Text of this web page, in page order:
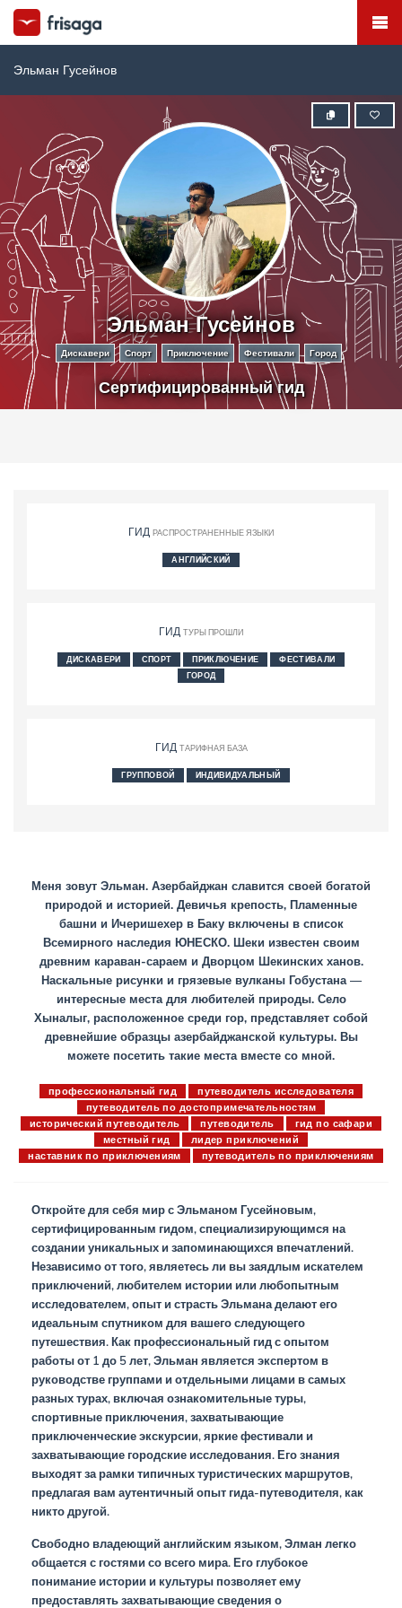
Эльман Гусейнов
Эльман Гусейнов
Дискавери Спорт Приключение Фестивали Город
Сертифицированный гид
ГИД РАСПРОСТРАНЕННЫЕ ЯЗЫКИ
АНГЛИЙСКИЙ
ГИД ТУРЫ ПРОШЛИ
ДИСКАВЕРИ СПОРТ ПРИКЛЮЧЕНИЕ
ФЕСТИВАЛИ
ГОРОД
ГИД ТАРИФНАЯ БАЗА
ГРУППОВОЙ ИНДИВИДУАЛЬНЫЙ
Меня зовут Эльман. Азербайджан славится своей богатой
природой и историей. Девичья крепость, Пламенные
башни и Ичеришехер в Баку включены в список
Всемирного наследия ЮНЕСКО. Шеки известен своим
древним караван-сараем и Дворцом Шекинских ханов.
Наскальные рисунки и грязевые вулканы Гобустана —
интересные места для любителей природы. Село
Хыналыг, расположенное среди гор, представляет собой
древнейшие образцы азербайджанской культуры. Вы
можете посетить такие места вместе со мной.
профессиональный гид
путеводитель исследователя
путеводитель по достопримечательностям
исторический путеводитель
путеводитель
гид по сафари
местный гид
лидер приключений
наставник по приключениям
путеводитель по приключениям
Откройте для себя мир с Эльманом Гусейновым,
сертифицированным гидом, специализирующимся на
создании уникальных и запоминающихся впечатлений.
Независимо от того, являетесь ли вы заядлым искателем
приключений, любителем истории или любопытным
исследователем, опыт и страсть Эльмана делают его
идеальным спутником для вашего следующего
путешествия. Как профессиональный гид с опытом
работы от 1 до 5 лет, Эльман является экспертом в
руководстве группами и отдельными лицами в самых
разных турах, включая ознакомительные туры,
спортивные приключения, захватывающие
приключенческие экскурсии, яркие фестивали и
захватывающие городские исследования. Его знания
выходят за рамки типичных туристических маршрутов,
предлагая вам аутентичный опыт гида-путеводителя, как
никто другой.
Свободно владеющий английским языком, Элман легко
общается с гостями со всего мира. Его глубокое
понимание истории и культуры позволяет ему
предоставлять захватывающие сведения о